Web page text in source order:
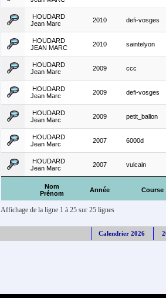
Nom
Prénom
Année Course
HOUDARD
Jean Marc
2010 defi-vosges
HOUDARD
JEAN MARC
2010 saintelyon
HOUDARD
Jean Marc
2009 ccc
HOUDARD
Jean Marc
2009 defi-vosges
HOUDARD
Jean Marc
2009 petit_ballon
HOUDARD
Jean Marc
2007 6000d
HOUDARD
Jean Marc
2007 vulcain
Affichage de la ligne 1 à 25 sur 25 lignes
Calendrier 2026